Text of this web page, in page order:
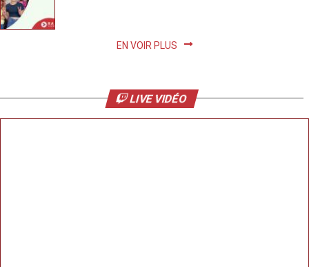
EN VOIR PLUS
LIVE VIDÉO